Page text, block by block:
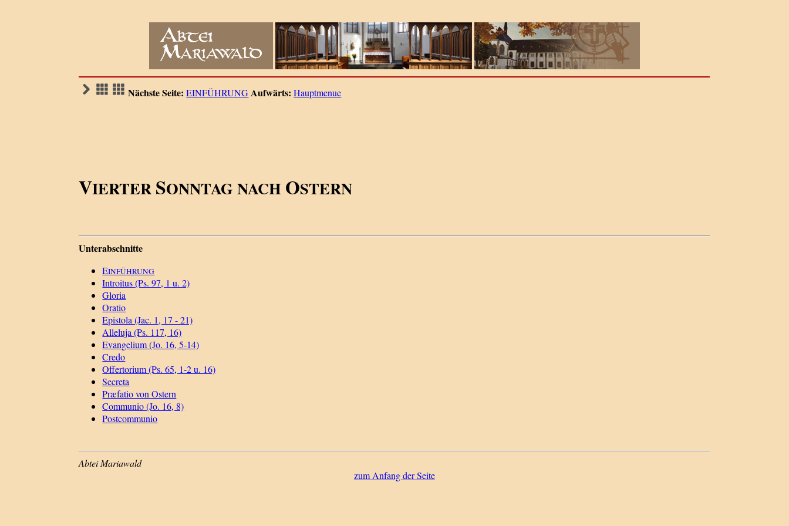
Nächste Seite: EINFÜHRUNG Aufwärts: Hauptmenue
VIERTER SONNTAG NACH OSTERN
Unterabschnitte
EINFÜHRUNG
Introitus (Ps. 97, 1 u. 2)
Gloria
Oratio
Epistola (Jac. 1, 17 - 21)
Alleluja (Ps. 117, 16)
Evangelium (Jo. 16, 5-14)
Credo
Offertorium (Ps. 65, 1-2 u. 16)
Secreta
Præfatio von Ostern
Communio (Jo. 16, 8)
Postcommunio
Abtei Mariawald
zum Anfang der Seite